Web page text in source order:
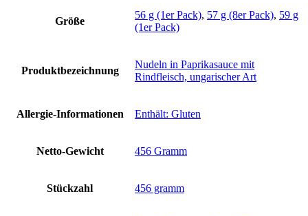
Größe
56 g (1er Pack), 57 g (8er Pack), 59 g
(1er Pack)
Produktbezeichnung
‎Nudeln in Paprikasauce mit
Rindfleisch, ungarischer Art
Allergie-Informationen ‎Enthält: Gluten
Netto-Gewicht ‎456 Gramm
Stückzahl ‎456 gramm